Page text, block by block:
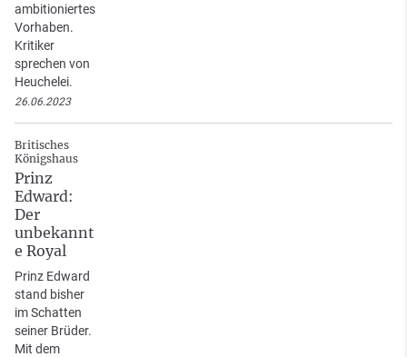
ambitioniertes
Vorhaben.
Kritiker
sprechen von
Heuchelei.
26.06.2023
Britisches
Königshaus
Prinz
Edward:
Der
unbekannt
e Royal
Prinz Edward
stand bisher
im Schatten
seiner Brüder.
Mit dem